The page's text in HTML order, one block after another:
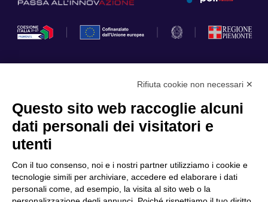
Cookie Policy
Scopri il Polo
Partner
Finanziamenti e bandi
Internazionalizzazione
News & Eventi
Rifiuta cookie non necessari ✕
Questo sito web raccoglie alcuni
dati personali dei visitatori e
utenti
Con il tuo consenso, noi e i nostri partner utilizziamo i cookie e
tecnologie simili per archiviare, accedere ed elaborare i dati
personali come, ad esempio, la visita al sito web o la